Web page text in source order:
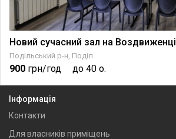
Новий сучасний зал на Воздвиженці
Подільський р-н, Поділ
900 грн/год до 40 о.
Інформація
Контакти
Для власників приміщень